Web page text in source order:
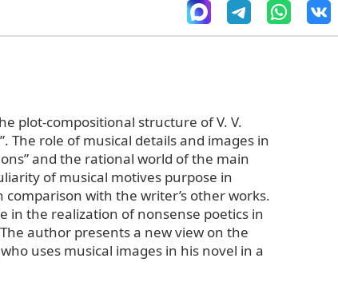
plot-compositional structure of V. V.
The role of musical details and images in
and the rational world of the main
of musical motives purpose in
with the writer’s other works.
in the realization of nonsense poetics in
author presents a new view on the
uses musical images in his novel in a